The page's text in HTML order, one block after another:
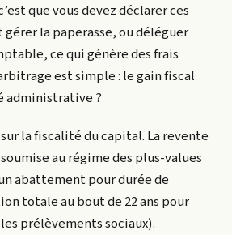
que vous devez déclarer ces
la paperasse, ou déléguer
ce qui génère des frais
est simple : le gain fiscal
administrative ?
la fiscalité du capital. La revente
au régime des plus-values
abattement pour durée de
totale au bout de 22 ans pour
prélèvements sociaux).